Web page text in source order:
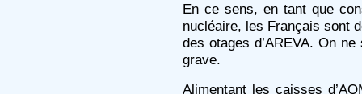
En ce sens, en tant que
nucléaire, les Français sont
des otages d’AREVA. On
grave.
Alimentant les caisses